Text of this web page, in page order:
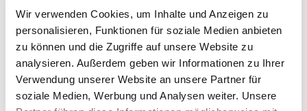
Wir verwenden Cookies, um Inhalte und Anzeigen zu
personalisieren, Funktionen für soziale Medien anbieten
zu können und die Zugriffe auf unsere Website zu
analysieren. Außerdem geben wir Informationen zu Ihrer
Verwendung unserer Website an unsere Partner für
soziale Medien, Werbung und Analysen weiter. Unsere
Transparenzdurch Echtzeit-Dashboards –
Echtzeit-Daten liefern jederzeit einen Überblick
über Materialflüsse, Bestände und
Sequenzstatus.
Flexibilitätdank modularer Erweiterungen und
Schnittstellen